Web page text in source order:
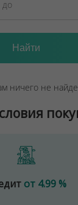
ничего не
от 4.99 %